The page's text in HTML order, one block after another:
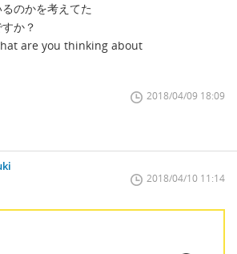
のかを考えてた
か？
are you thinking about
2018/04/09 18:09
2018/04/10 11:14